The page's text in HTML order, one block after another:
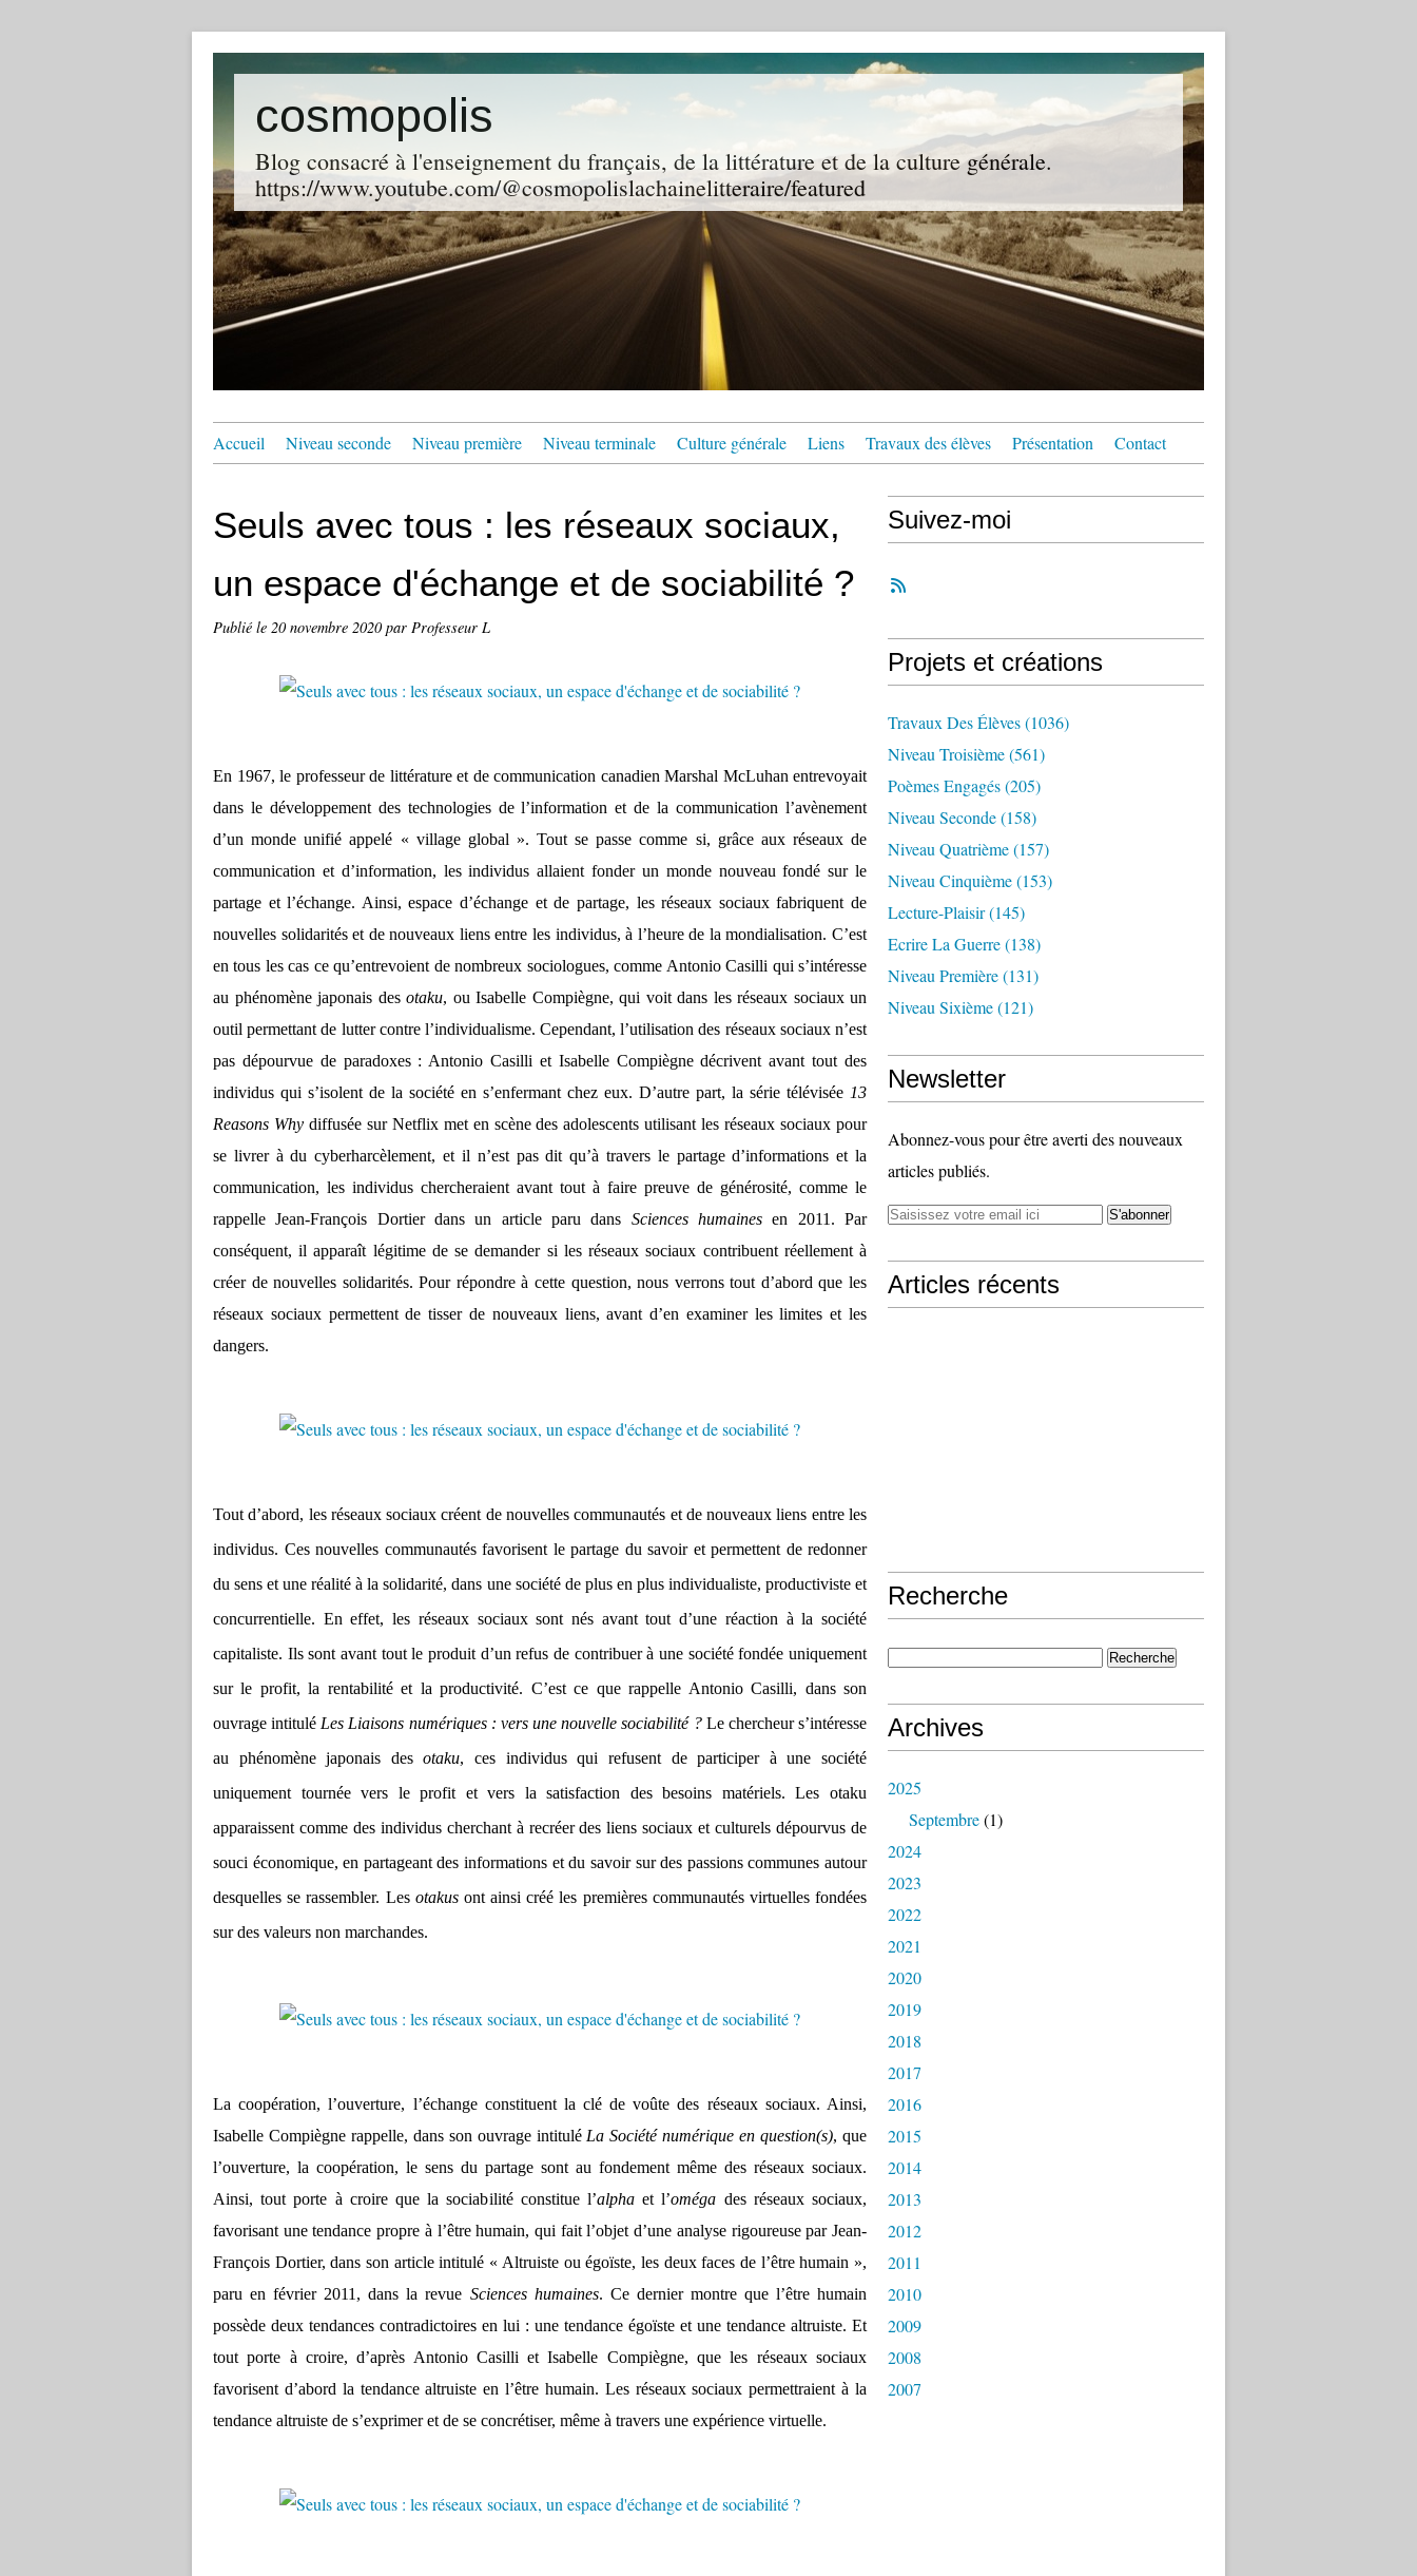
cosmopolis
Blog consacré à l'enseignement du français, de la littérature et de la culture générale.
https://www.youtube.com/@cosmopolislachainelitteraire/featured
Accueil Niveau seconde Niveau première Niveau terminale Culture générale Liens Travaux des élèves Présentation Contact
Seuls avec tous : les réseaux sociaux,
un espace d'échange et de sociabilité ?
Publié le 20 novembre 2020par Professeur L
En 1967, le professeur de littérature et de communication canadien Marshal McLuhan entrevoyait
dans le développement des technologies de l’information et de la communication l’avènement
d’un monde unifié appelé « village global ». Tout se passe comme si, grâce aux réseaux de
communication et d’information, les individus allaient fonder un monde nouveau fondé sur le
partage et l’échange. Ainsi, espace d’échange et de partage, les réseaux sociaux fabriquent de
nouvelles solidarités et de nouveaux liens entre les individus, à l’heure de la mondialisation. C’est
en tous les cas ce qu’entrevoient de nombreux sociologues, comme Antonio Casilli qui s’intéresse
au phénomène japonais des otaku, ou Isabelle Compiègne, qui voit dans les réseaux sociaux un
outil permettant de lutter contre l’individualisme. Cependant, l’utilisation des réseaux sociaux n’est
pas dépourvue de paradoxes : Antonio Casilli et Isabelle Compiègne décrivent avant tout des
individus qui s’isolent de la société en s’enfermant chez eux. D’autre part, la série télévisée 13
Reasons Whydiffusée sur Netflix met en scène des adolescents utilisant les réseaux sociaux pour
se livrer à du cyberharcèlement, et il n’est pas dit qu’à travers le partage d’informations et la
communication, les individus chercheraient avant tout à faire preuve de générosité, comme le
rappelle Jean-François Dortier dans un article paru dans Sciences humaines en 2011. Par
conséquent, il apparaît légitime de se demander si les réseaux sociaux contribuent réellement à
créer de nouvelles solidarités. Pour répondre à cette question, nous verrons tout d’abord que les
réseaux sociaux permettent de tisser de nouveaux liens, avant d’en examiner les limites et les
dangers.
Tout d’abord, les réseaux sociaux créent de nouvelles communautés et de nouveaux liens entre les
individus. Ces nouvelles communautés favorisent le partage du savoir et permettent de redonner
du sens et une réalité à la solidarité, dans une société de plus en plus individualiste, productiviste et
concurrentielle. En effet, les réseaux sociaux sont nés avant tout d’une réaction à la société
capitaliste. Ils sont avant tout le produit d’un refus de contribuer à une société fondée uniquement
sur le profit, la rentabilité et la productivité. C’est ce que rappelle Antonio Casilli, dans son
ouvrage intitulé Les Liaisons numériques : vers une nouvelle sociabilité ? Le chercheur s’intéresse
au phénomène japonais desotaku, ces individus qui refusent de participer à une société
uniquement tournée vers le profit et vers la satisfaction des besoins matériels. Les otaku
apparaissent comme des individus cherchant à recréer des liens sociaux et culturels dépourvus de
souci économique, en partageant des informations et du savoir sur des passions communes autour
desquelles se rassembler. Les otakus ont ainsi créé les premières communautés virtuelles fondées
sur des valeurs non marchandes.
La coopération, l’ouverture, l’échange constituent la clé de voûte des réseaux sociaux. Ainsi,
Isabelle Compiègne rappelle, dans son ouvrage intitulé La Société numérique en question(s), que
l’ouverture, la coopération, le sens du partage sont au fondement même des réseaux sociaux.
Ainsi, tout porte à croire que la sociabilité constitue l’alphaet l’oméga des réseaux sociaux,
favorisant une tendance propre à l’être humain, qui fait l’objet d’une analyse rigoureuse par Jean-
François Dortier, dans son article intitulé « Altruiste ou égoïste, les deux faces de l’être humain »,
paru en février 2011, dans la revue Sciences humaines. Ce dernier montre que l’être humain
possède deux tendances contradictoires en lui : une tendance égoïste et une tendance altruiste. Et
tout porte à croire, d’après Antonio Casilli et Isabelle Compiègne, que les réseaux sociaux
favorisent d’abord la tendance altruiste en l’être humain. Les réseaux sociaux permettraient à la
tendance altruiste de s’exprimer et de se concrétiser, même à travers une expérience virtuelle.
Suivez-moi
Projets et créations
Travaux Des Élèves(1036)
Niveau Troisième(561)
Poèmes Engagés(205)
Niveau Seconde(158)
Niveau Quatrième(157)
Niveau Cinquième(153)
Lecture-Plaisir(145)
Ecrire La Guerre(138)
Niveau Première(131)
Niveau Sixième(121)
Newsletter
Abonnez-vous pour être averti des nouveaux
articles publiés.
Articles récents
Recherche
Archives
2025
Septembre(1)
2024
2023
2022
2021
2020
2019
2018
2017
2016
2015
2014
2013
2012
2011
2010
2009
2008
2007